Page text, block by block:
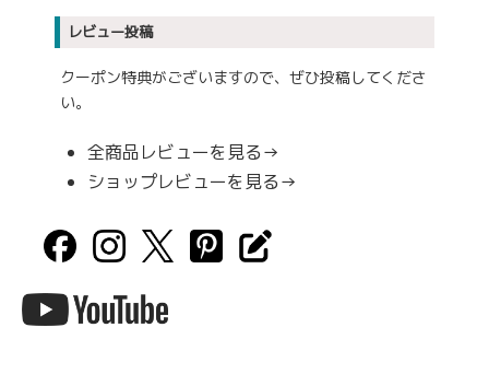
レビュー投稿
クーポン特典がございますので、ぜひ投稿してくださ
い。
全商品レビューを見る→
ショップレビューを見る→